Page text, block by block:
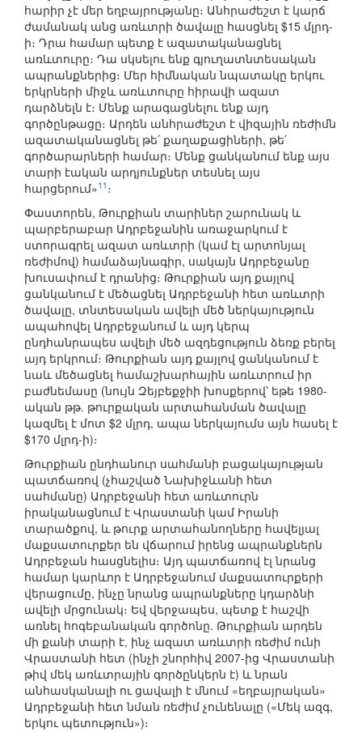
հարիր չէ մեր եղբայրությանը։ Անհրաժեշտ է կարճ
ժամանակ անց առևտրի ծավալը հասցնել $15 մլրդ-
ի։ Դրա համար պետք է ազատականացնել
առևտուրը։ Դա սկսելու ենք գյուղատնտեսական
ապրանքներից։ Մեր հիմնական նպատակը երկու
երկրների միջև առևտուրը հիրավի ազատ
դարձնելն է։ Մենք արագացնելու ենք այդ
գործընթացը։ Արդեն անհրաժեշտ է վիզային ռեժիմն
ազատականացնել թե՛ քաղաքացիների, թե՛
գործարարների համար։ Մենք ցանկանում ենք այս
տարի էական արդյունքներ տեսնել այս
հարցերում»11 ։
Փաստորեն, Թուրքիան տարիներ շարունակ և
պարբերաբար Ադրբեջանին առաջարկում է
ստորագրել ազատ առևտրի (կամ էլ արտոնյալ
ռեժիմով) համաձայնագիր, սակայն Ադրբեջանը
խուսափում է դրանից։ Թուրքիան այդ քայլով
ցանկանում է մեծացնել Ադրբեջանի հետ առևտրի
ծավալը, տնտեսական ավելի մեծ ներկայություն
ապահովել Ադրբեջանում և այդ կերպ
ընդհանրապես ավելի մեծ ազդեցություն ձեռք բերել
այդ երկրում։ Թուրքիան այդ քայլով ցանկանում է
նաև մեծացնել համաշխարհային առևտրում իր
բաժնեմասը (նույն Զեյբեքջիի խոսքերով՝ եթե 1980-
ական թթ. թուրքական արտահանման ծավալը
կազմել է մոտ $2 մլրդ, ապա ներկայումս այն հասել է
$170 մլրդ-ի)։
Թուրքիան ընդհանուր սահմանի բացակայության
պատճառով (չհաշված Նախիջևանի հետ
սահմանը) Ադրբեջանի հետ առևտուրն
իրականացնում է Վրաստանի կամ Իրանի
տարածքով, և թուրք արտահանողները հավելյալ
մաքսատուրքեր են վճարում իրենց ապրանքներն
Ադրբեջան հասցնելիս։ Այդ պատճառով էլ նրանց
համար կարևոր է Ադրբեջանում մաքսատուրքերի
վերացումը, ինչը նրանց ապրանքները կդարձնի
ավելի մրցունակ։ Եվ վերջապես, պետք է հաշվի
առնել հոգեբանական գործոնը. Թուրքիան արդեն
մի քանի տարի է, ինչ ազատ առևտրի ռեժիմ ունի
Վրաստանի հետ (ինչի շնորհիվ 2007-ից Վրաստանի
թիվ մեկ առևտրային գործընկերն է) և նրան
անհասկանալի ու ցավալի է մնում «եղբայրական»
Ադրբեջանի հետ նման ռեժիմ չունենալը («Մեկ ազգ,
երկու պետություն»)։